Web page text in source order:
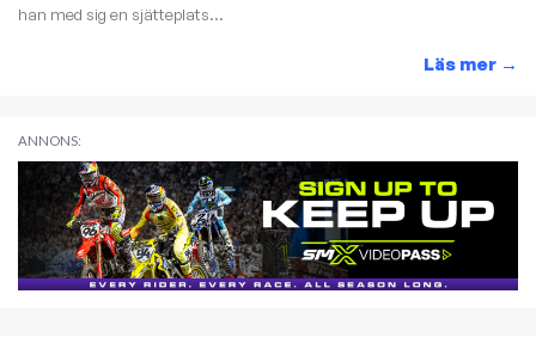
han med sig en sjätteplats...
Läs mer →
ANNONS: